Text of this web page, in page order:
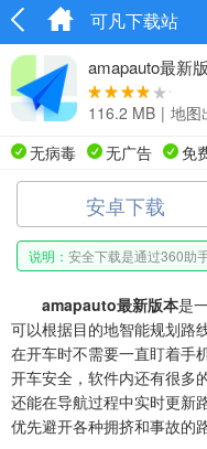
可凡下载站
amapauto最新
116.2 MB | 地图
无病毒
无广告 免
安卓下载
说明： 安全下载是通过360助
amapauto最新版本是
可以根据目的地智能规划路
在开车时不需要一直盯着手
开车安全，软件内还有很多
还能在导航过程中实时更新
优先避开各种拥挤和事故的路